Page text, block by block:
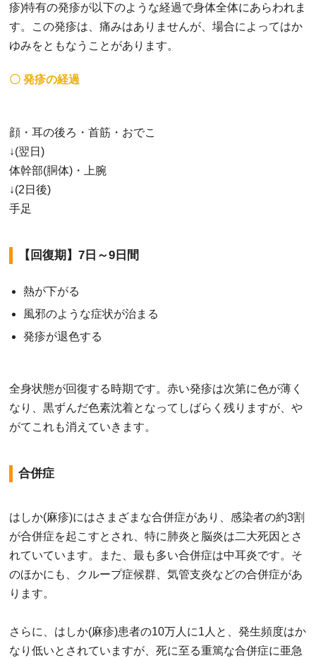
疹)特有の発疹が以下のような経過で身体全体にあらわれま
す。この発疹は、痛みはありませんが、場合によってはか
ゆみをともなうことがあります。
〇 発疹の経過
顔・耳の後ろ・首筋・おでこ
↓(翌日)
体幹部(胴体)・上腕
↓(2日後)
手足
【回復期】7日～9日間
熱が下がる
風邪のような症状が治まる
発疹が退色する
全身状態が回復する時期です。赤い発疹は次第に色が薄く
なり、黒ずんだ色素沈着となってしばらく残りますが、や
がてこれも消えていきます。
合併症
はしか(麻疹)にはさまざまな合併症があり、感染者の約3割
が合併症を起こすとされ、特に肺炎と脳炎は二大死因とさ
れていています。また、最も多い合併症は中耳炎です。そ
のほかにも、クループ症候群、気管支炎などの合併症があ
ります。
さらに、はしか(麻疹)患者の10万人に1人と、発生頻度はか
なり低いとされていますが、死に至る重篤な合併症に亜急